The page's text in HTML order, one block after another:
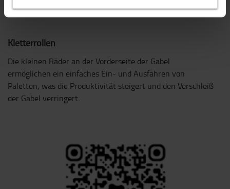
Kletterrollen
Die kleinen Räder an der Vorderseite der Gabel
ermöglichen ein einfaches Ein- und Ausfahren von
Paletten, was die Produktivität steigert und den Verschleiß
der Gabel verringert.